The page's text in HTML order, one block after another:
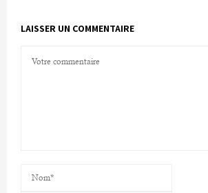
LAISSER UN COMMENTAIRE